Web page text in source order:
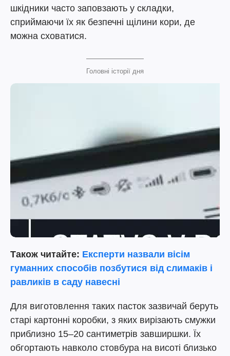
шкідники часто заповзають у складки,
сприймаючи їх як безпечні щілини кори, де
можна сховатися.
Головні історії дня
Також читайте: Експерти назвали вісім
гуманних способів позбутися від слимаків і
равликів в саду навесні
Для виготовлення таких пасток зазвичай беруть
старі картонні коробки, з яких вирізають смужки
приблизно 15–20 сантиметрів завширшки. Їх
обгортають навколо стовбура на висоті близько